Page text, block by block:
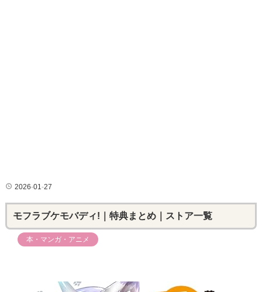
2026-01 -27
モフラブケモバディ!｜特典まとめ｜ストア一覧
本・マンガ・アニメ